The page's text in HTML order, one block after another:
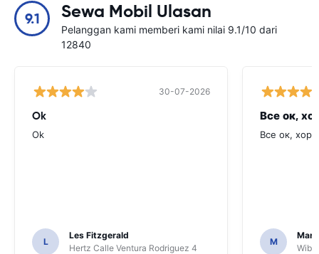
9.1 Sewa Mobil Ulasan
Pelanggan kami memberi kami nilai 9.1/10 dari
12840
30-07-2026
Ok
Ok
L
Les Fitzgerald
Hertz Calle Ventura Rodriguez 4
Все ок,
Все ок,
M